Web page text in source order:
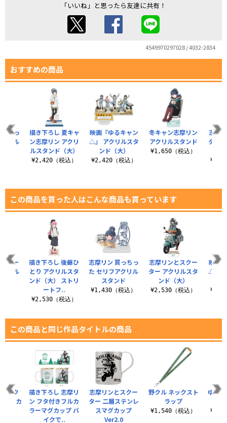
「いいね」と思ったら友達に共有！
4549970297028 / 4032-2834
おすすめの商品
映画『ゆるキャン
△』 アクリルスタ
ンド（大）
¥2,420（税込）
冬キャン志摩リン
アクリルスタンド
¥1,650（税込）
志摩
ター
ちっ
リル
描き下ろし 夏キャ
ン志摩リン アクリ
ルスタンド（大）
¥2,420（税込）
この商品を買った人はこんな商品も買っています
志摩リン 買っちっ
た セリフアクリル
スタンド
¥1,430（税込）
志摩リンとスクー
ター アクリルスタ
ンド（大）
¥2,530（税込）
映画
△』
クー
マル
描き下ろし 後藤ひ
とり アクリルスタ
ンド（大） ストリ
ートフ..
¥2,530（税込）
この商品と同じ作品タイトルの商品
志摩リンとスクー
ター 二層ステンレ
スマグカップ
Ver2.0
野クル ネックスト
ラップ
¥1,540（税込）
ゆる
イク
ナスカ
描き下ろし 志摩リ
ン フタ付きフルカ
ラーマグカップ バ
イクで..